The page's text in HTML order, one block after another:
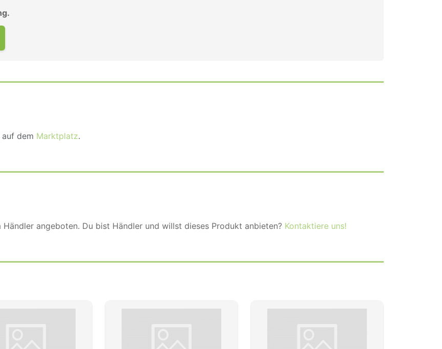
dem Marktplatz.
angeboten. Du bist Händler und willst dieses Produkt anbieten? Kontaktiere uns!